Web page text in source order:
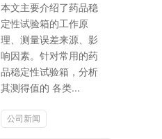
本文主要介绍了药品稳
定性试验箱的工作原
理、测量误差来源、影
响因素。针对常用的药
品稳定性试验箱，分析
其测得值的 各类...
公司新闻